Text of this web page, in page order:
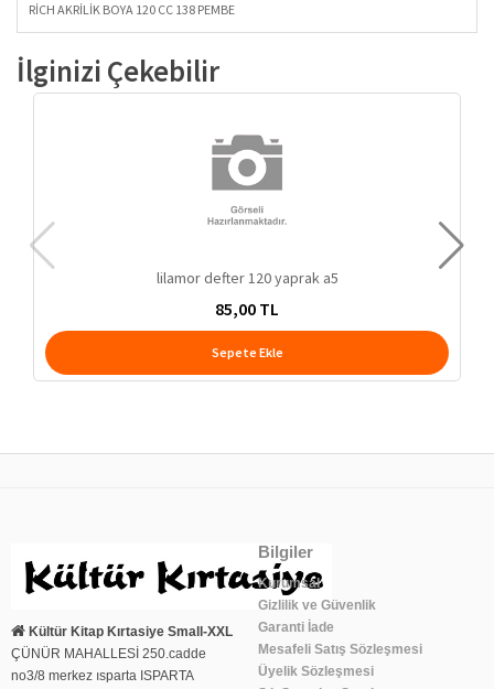
RİCH AKRİLİK BOYA 120 CC 138 PEMBE
İlginizi Çekebilir
lilamor defter 120 yaprak a5
85,00 TL
Sepete Ekle
Kültür Kitap Kırtasiye Small-XXL
ÇÜNÜR MAHALLESİ 250.cadde
no3/8 merkez ısparta ISPARTA
Bilgiler
Kurumsal
Gizlilik ve Güvenlik
Garanti İade
Mesafeli Satış Sözleşmesi
Üyelik Sözleşmesi